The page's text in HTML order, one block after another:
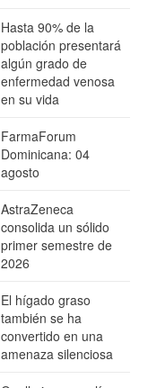
Hasta 90% de la
población presentará
algún grado de
enfermedad venosa
en su vida
FarmaForum
Dominicana: 04
agosto
AstraZeneca
consolida un sólido
primer semestre de
2026
El hígado graso
también se ha
convertido en una
amenaza silenciosa